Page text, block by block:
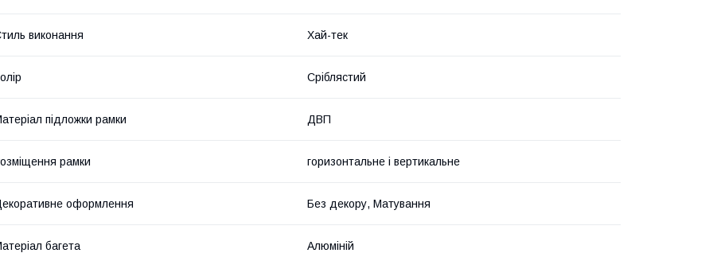
виконання Хай-тек
Сріблястий
підложки рамки ДВП
рамки горизонтальне і вертикальне
оформлення Без декору, Матування
багета Алюміній